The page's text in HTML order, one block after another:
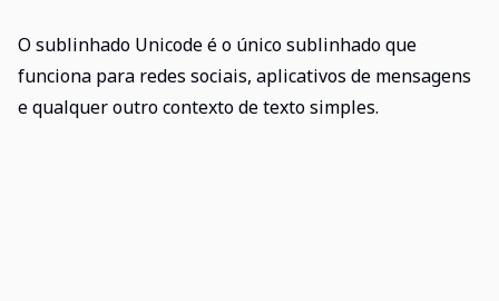
O sublinhado Unicode é o único sublinhado que
funciona para redes sociais, aplicativos de mensagens
e qualquer outro contexto de texto simples.